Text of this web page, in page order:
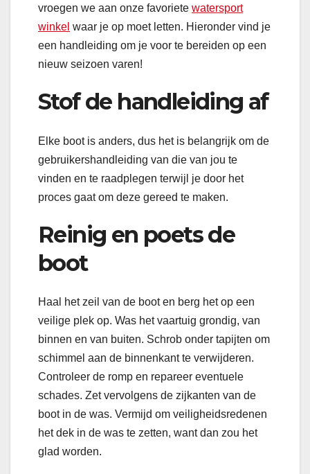
vroegen we aan onze favoriete watersport
winkel waar je op moet letten. Hieronder vind je
een handleiding om je voor te bereiden op een
nieuw seizoen varen!
Stof de handleiding af
Elke boot is anders, dus het is belangrijk om de
gebruikershandleiding van die van jou te
vinden en te raadplegen terwijl je door het
proces gaat om deze gereed te maken.
Reinig en poets de
boot
Haal het zeil van de boot en berg het op een
veilige plek op. Was het vaartuig grondig, van
binnen en van buiten. Schrob onder tapijten om
schimmel aan de binnenkant te verwijderen.
Controleer de romp en repareer eventuele
schades. Zet vervolgens de zijkanten van de
boot in de was. Vermijd om veiligheidsredenen
het dek in de was te zetten, want dan zou het
glad worden.